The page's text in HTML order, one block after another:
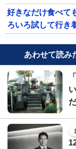
好きなだけ食べて
ろいろ試して行き
あわせて読み